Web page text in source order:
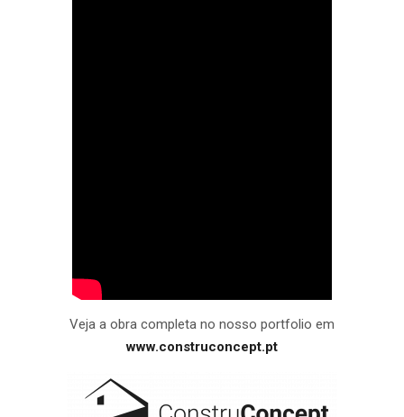
Veja a obra completa no nosso portfolio em
www.construconcept.pt